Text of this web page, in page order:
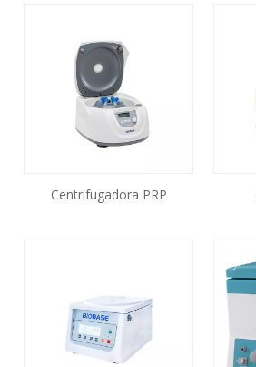
Centrifugadora PRP